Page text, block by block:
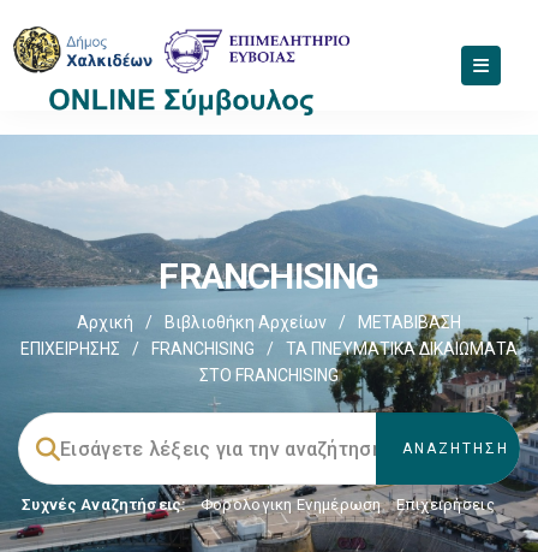
FRANCHISING
Αρχική / Βιβλιοθήκη Αρχείων /
ΜΕΤΑΒΙΒΑΣΗ
ΕΠΙΧΕIΡΗΣΗΣ
/ FRANCHISING /
ΤΑ ΠΝΕΥΜΑΤΙΚΑ ΔΙΚΑΙΩΜΑΤΑ
ΣΤΟ FRANCHISING
Συχνές Αναζητήσεις: Φορολογικη Ενημέρωση, Επιχειρήσεις